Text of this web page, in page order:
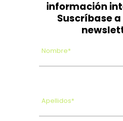
información
Suscríbase
Nombre*
Apellidos*